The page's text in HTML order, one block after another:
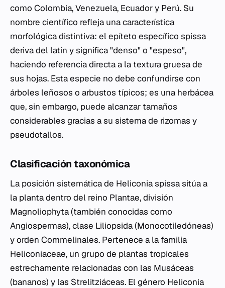
como Colombia, Venezuela, Ecuador y Perú. Su
nombre científico refleja una característica
morfológica distintiva: el epíteto específico spissa
deriva del latín y significa "denso" o "espeso",
haciendo referencia directa a la textura gruesa de
sus hojas. Esta especie no debe confundirse con
árboles leñosos o arbustos típicos; es una herbácea
que, sin embargo, puede alcanzar tamaños
considerables gracias a su sistema de rizomas y
pseudotallos.
Clasificación taxonómica
La posición sistemática de Heliconia spissasitúa a
la planta dentro del reino Plantae, división
Magnoliophyta (también conocidas como
Angiospermas), clase Liliopsida (Monocotiledóneas)
y orden Commelinales. Pertenece a la familia
Heliconiaceae, un grupo de plantas tropicales
estrechamente relacionadas con las Musáceas
(bananos) y las Strelitziáceas. El género Heliconia